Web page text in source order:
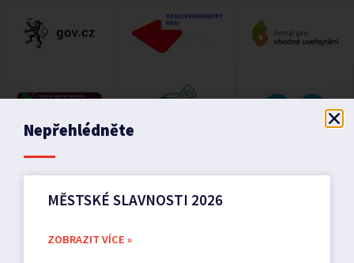
Nepřehlédněte
MĚSTSKÉ SLAVNOSTI 2026
ZOBRAZIT VÍCE »